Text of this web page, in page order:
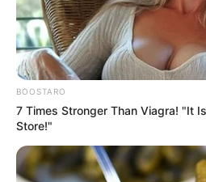
12762 – Filmes sobre
6695 – Artes marciais, boxe
12549 – Filmes sobre futebol
12803 – Filmes sobre futebol
5286 – Comédias sobre
7243 – Dramas sobre
BOOSTARO
7 Times Stronger Than Viagra! "It
Store!"